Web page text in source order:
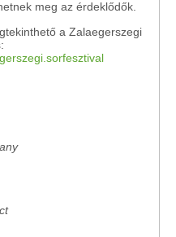
meg az érdeklődők.
a Zalaegerszegi